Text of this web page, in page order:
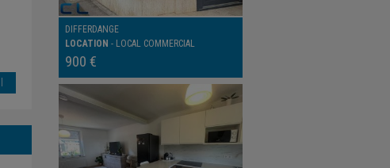
DIFFERDANGE
LOCATION - LOCAL COMMERCIAL
900 €